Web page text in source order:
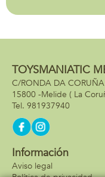
11cm
TOYSMANIATIC
C/RONDA DA
15800 -Melide ( La
981937940
Información
Aviso legal